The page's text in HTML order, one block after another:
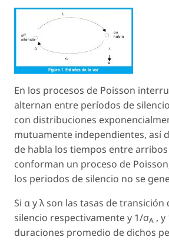
En los procesos de Poisson
alternan entre períodos de
con distribuciones
mutuamente independientes, así
de habla los tiempos entre
conforman un proceso de
los periodos de silencio no se
Si α y λ son las tasas de transición
silencio respectivamente y 1/σA , y
duraciones promedio de dichos